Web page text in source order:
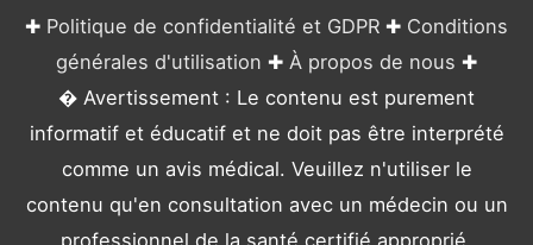
✚ Politique de confidentialité et GDPR ✚ Conditions
générales d'utilisation ✚ À propos de nous ✚
� Avertissement : Le contenu est purement
informatif et éducatif et ne doit pas être interprété
comme un avis médical. Veuillez n'utiliser le
contenu qu'en consultation avec un médecin ou un
professionnel de la santé certifié approprié.